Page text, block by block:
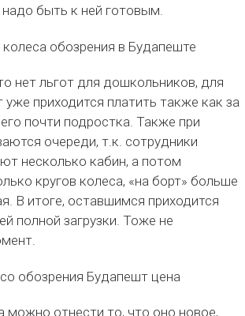
быть к ней готовым.
нет льгот для дошкольников, для
приходится платить также как за
почти подростка. Также при
очереди, т.к. сотрудники
несколько кабин, а потом
кругов колеса, «на борт» больше
В итоге, оставшимся приходится
полной загрузки. Тоже не
можно отнести то, что оно новое,